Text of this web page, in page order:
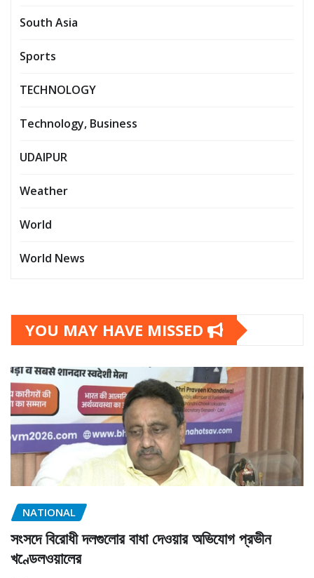
South Asia
Sports
TECHNOLOGY
Technology, Business
UDAIPUR
Weather
World
World News
YOU MAY HAVE MISSED
NATIONAL
সংসদে বিরোধী দলগুলোর বাধা দেওয়ার অভিযোগ প্রভীন
খণ্ডেলওয়ালের